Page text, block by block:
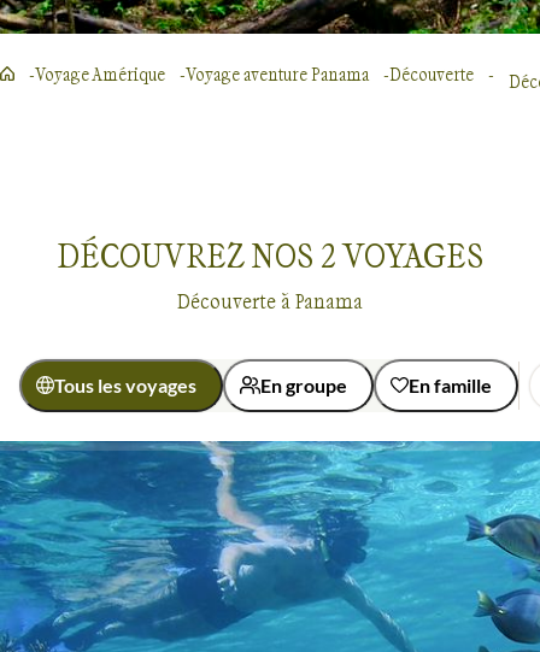
DécouvertePanama
Voyage Amérique Voyage aventure Panama Découverte
DÉCOUVREZ NOS 2VOYAGES
Découverte à Panama
Tous les voyages En groupe En famille
Activité
Baignade - SnorkelingDécouverte
Âge des enfants